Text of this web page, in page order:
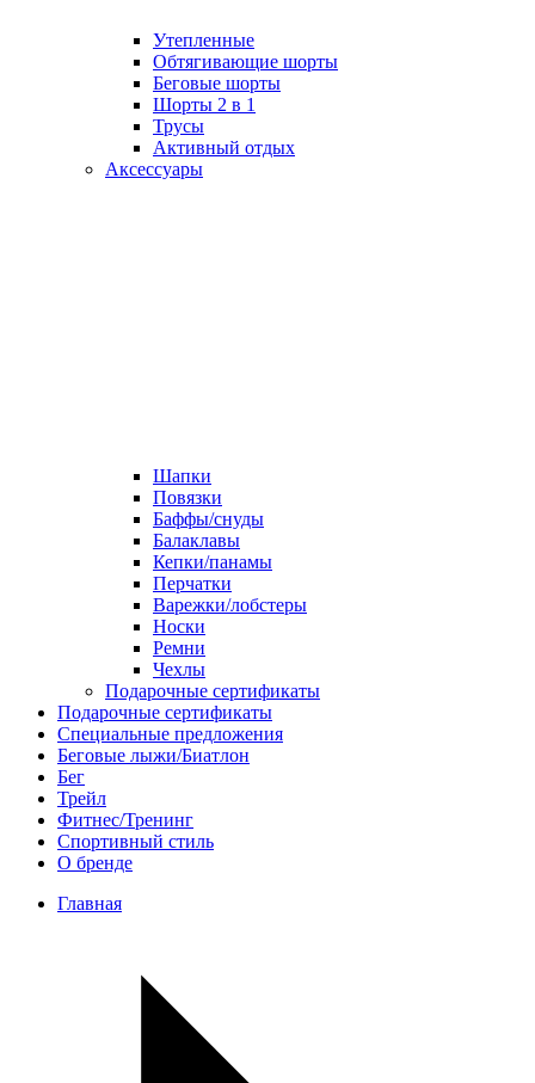
Утепленные
Обтягивающие шорты
Беговые шорты
Шорты 2 в 1
Трусы
Активный отдых
Аксессуары
Шапки
Повязки
Баффы/снуды
Балаклавы
Кепки/панамы
Перчатки
Варежки/лобстеры
Носки
Ремни
Чехлы
Подарочные сертификаты
Подарочные сертификаты
Специальные предложения
Беговые лыжи/Биатлон
Бег
Трейл
Фитнес/Тренинг
Спортивный стиль
О бренде
Главная